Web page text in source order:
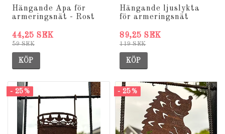
Hängande Apa för
armeringsnät - Rost
59 SEK
44,25 SEK
KÖP
Hängande ljuslykta
för armeringsnät
119 SEK
89,25 SEK
KÖP
- 25% - 25%